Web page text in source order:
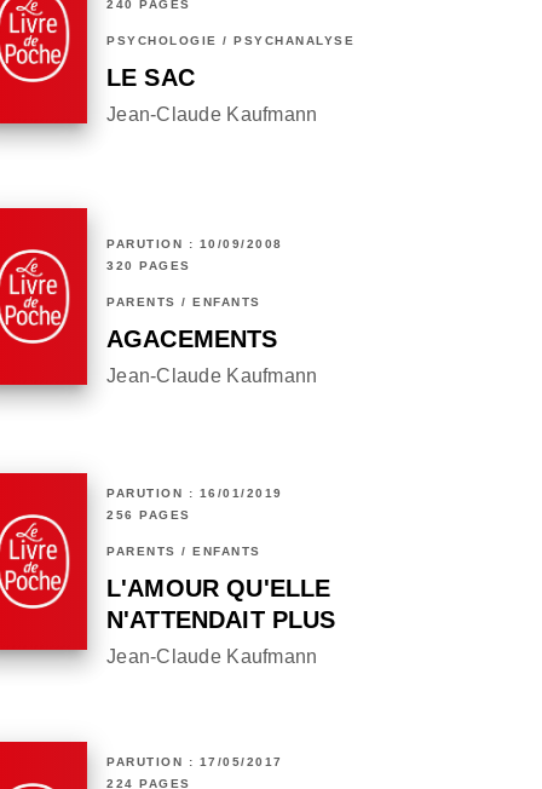
240 PAGES
PSYCHOLOGIE / PSYCHANALYSE
LE SAC
Jean-Claude Kaufmann
PARUTION : 10/09/2008
320 PAGES
PARENTS / ENFANTS
AGACEMENTS
Jean-Claude Kaufmann
PARUTION : 16/01/2019
256 PAGES
PARENTS / ENFANTS
L'AMOUR QU'ELLE
N'ATTENDAIT PLUS
Jean-Claude Kaufmann
PARUTION : 17/05/2017
224 PAGES